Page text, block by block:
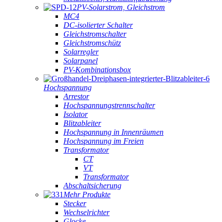
PV-Solarstrom, Gleichstrom
MC4
DC-isolierter Schalter
Gleichstromschalter
Gleichstromschütz
Solarregler
Solarpanel
PV-Kombinationsbox
Hochspannung
Arrestor
Hochspannungstrennschalter
Isolator
Blitzableiter
Hochspannung in Innenräumen
Hochspannung im Freien
Transformator
CT
VT
Transformator
Abschaltsicherung
Mehr Produkte
Stecker
Wechselrichter